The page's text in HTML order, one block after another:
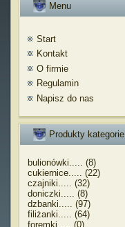
Menu
Start
Kontakt
O firmie
Regulamin
Napisz do nas
Produkty kategorie
bulionówki..... (8)
cukiernice..... (22)
czajniki..... (32)
doniczki..... (8)
dzbanki..... (97)
filiżanki..... (64)
foremki..... (0)